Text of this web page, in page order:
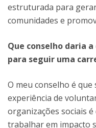
estruturada para
comunidades e
Que conselho daria
para seguir uma
O meu conselho é
experiência de
organizações sociais
trabalhar em impacto